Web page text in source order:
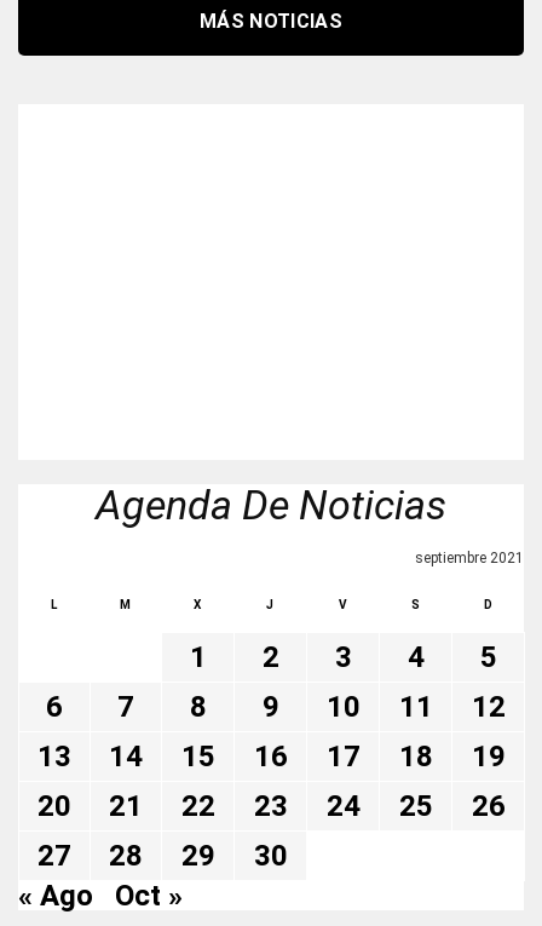
MÁS NOTICIAS
Agenda De Noticias
septiembre 2021
L M X J V S D
1 2 3 4
5
6
7 8 9 10 11
12
13
14 15 16 17 18
19
20
21 22 23 24 25
26
27
28 29
30
« Ago
Oct »